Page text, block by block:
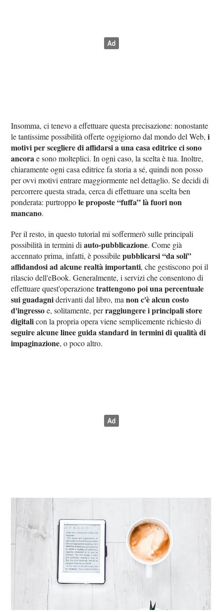
Insomma, ci tenevo a effettuare questa precisazione: nonostante
le tantissime possibilità offerte oggigiorno dal mondo del Web,i
motivi per scegliere di affidarsi a una casa editrice ci sono
ancorae sono molteplici. In ogni caso, la scelta è tua. Inoltre,
chiaramente ogni casa editrice fa storia a sé, quindi non posso
per ovvi motivi entrare maggiormente nel dettaglio. Se decidi di
percorrere questa strada, cerca di effettuare una scelta ben
ponderata: purtroppole proposte “fuffa” là fuori non
mancano.
Per il resto, in questo tutorial mi soffermerò sulle principali
possibilità in termini diauto-pubblicazione. Come già
accennato prima, infatti, è possibilepubblicarsi “da soli”
affidandosi ad alcune realtà importanti, che gestiscono poi il
rilascio dell'eBook. Generalmente, i servizi che consentono di
effettuare quest'operazionetrattengono poi una percentuale
sui guadagniderivanti dal libro, manon c'è alcun costo
d'ingressoe, solitamente, perraggiungere i principali store
digitalicon la propria opera viene semplicemente richiesto di
seguire alcune linee guida standard in termini di qualità di
impaginazione, o poco altro.